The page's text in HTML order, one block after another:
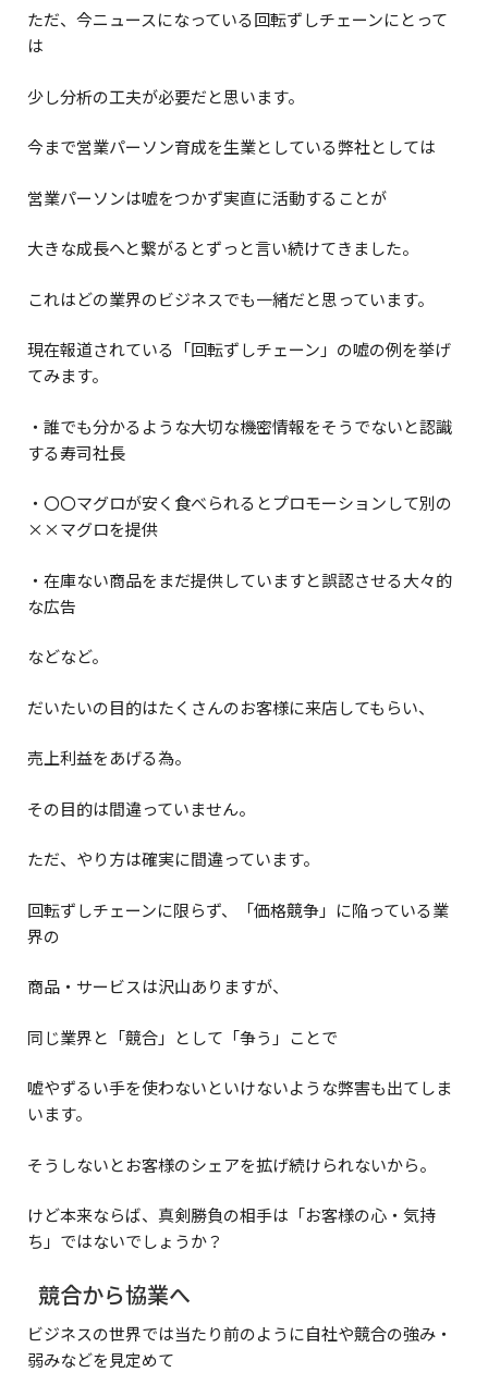
ただ、今ニュースになっている回転ずしチェーンにとって
は
少し分析の工夫が必要だと思います。
今まで営業パーソン育成を生業としている弊社としては
営業パーソンは嘘をつかず実直に活動することが
大きな成長へと繋がるとずっと言い続けてきました。
これはどの業界のビジネスでも一緒だと思っています。
現在報道されている「回転ずしチェーン」の嘘の例を挙げ
てみます。
・誰でも分かるような大切な機密情報をそうでないと認識
する寿司社長
・〇〇マグロが安く食べられるとプロモーションして別の
××マグロを提供
・在庫ない商品をまだ提供していますと誤認させる大々的
な広告
などなど。
だいたいの目的はたくさんのお客様に来店してもらい、
売上利益をあげる為。
その目的は間違っていません。
ただ、やり方は確実に間違っています。
回転ずしチェーンに限らず、「価格競争」に陥っている業
界の
商品・サービスは沢山ありますが、
同じ業界と「競合」として「争う」ことで
嘘やずるい手を使わないといけないような弊害も出てしま
います。
そうしないとお客様のシェアを拡げ続けられないから。
けど本来ならば、真剣勝負の相手は「お客様の心・気持
ち」ではないでしょうか？
競合から協業へ
ビジネスの世界では当たり前のように自社や競合の強み・
弱みなどを見定めて